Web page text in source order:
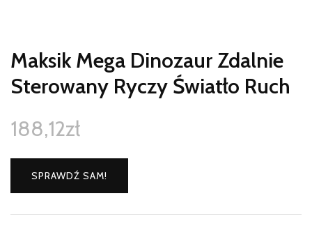
Maksik Mega Dinozaur Zdalnie
Sterowany Ryczy Światło Ruch
188,12zł
SPRAWDŹ SAM!